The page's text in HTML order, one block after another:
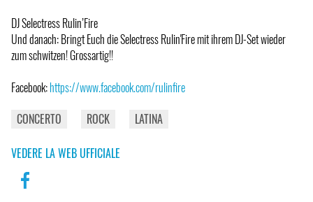
DJ Selectress Rulin’Fire
Und danach: Bringt Euch die Selectress Rulin'Fire mit ihrem DJ-Set wieder
zum schwitzen! Grossartig!!
Facebook:https://www.facebook.com/rulinfire
CONCERTO
ROCK LATINA
VEDERE LA WEB UFFICIALE